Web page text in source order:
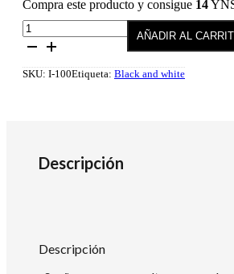
Compra este producto y consigue 14
Esmalte
semipermanente
Royal
AÑADIR AL
SKU: I-100Etiqueta: Black and white
Descripción
Descripción